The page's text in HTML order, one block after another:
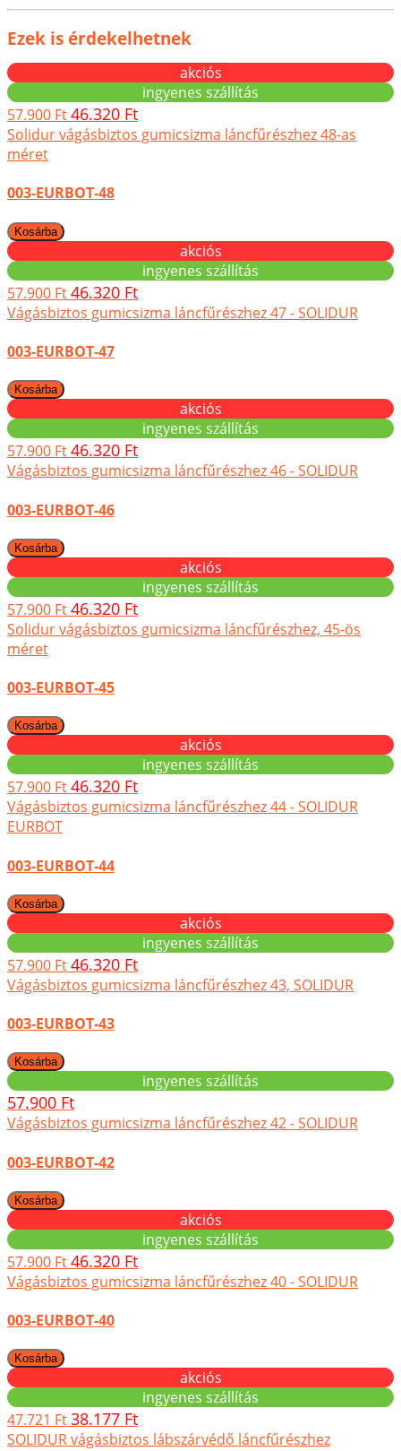
Ezek is érdekelhetnek
akciós
ingyenes szállítás
57.900 Ft46.320 Ft
Solidur vágásbiztos gumicsizma láncfűrészhez 48-as
méret
003-EURBOT-48
akciós
ingyenes szállítás
57.900 Ft46.320 Ft
Vágásbiztos gumicsizma láncfűrészhez 47 - SOLIDUR
003-EURBOT-47
akciós
ingyenes szállítás
57.900 Ft46.320 Ft
Vágásbiztos gumicsizma láncfűrészhez 46 - SOLIDUR
003-EURBOT-46
akciós
ingyenes szállítás
57.900 Ft46.320 Ft
Solidur vágásbiztos gumicsizma láncfűrészhez, 45-ös
méret
003-EURBOT-45
akciós
ingyenes szállítás
57.900 Ft46.320 Ft
Vágásbiztos gumicsizma láncfűrészhez 44 - SOLIDUR
EURBOT
003-EURBOT-44
akciós
ingyenes szállítás
57.900 Ft46.320 Ft
Vágásbiztos gumicsizma láncfűrészhez 43, SOLIDUR
003-EURBOT-43
ingyenes szállítás
57.900 Ft
Vágásbiztos gumicsizma láncfűrészhez 42 - SOLIDUR
003-EURBOT-42
akciós
ingyenes szállítás
57.900 Ft46.320 Ft
Vágásbiztos gumicsizma láncfűrészhez 40 - SOLIDUR
003-EURBOT-40
akciós
ingyenes szállítás
47.721 Ft38.177 Ft
SOLIDUR vágásbiztos lábszárvédő láncfűrészhez